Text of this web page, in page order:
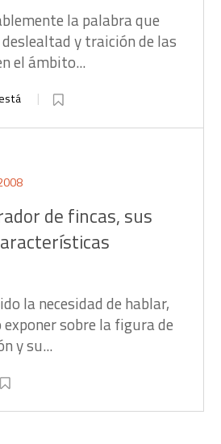
la palabra que
y traición de las
el ámbito...
de fincas, sus
la necesidad de hablar,
sobre la figura de
y su...